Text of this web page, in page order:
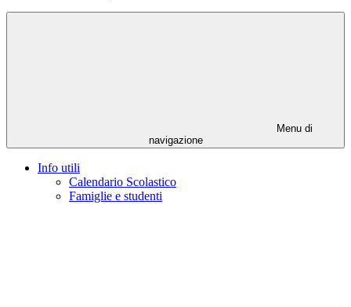
Menu di
navigazione
Info utili
Calendario Scolastico
Famiglie e studenti